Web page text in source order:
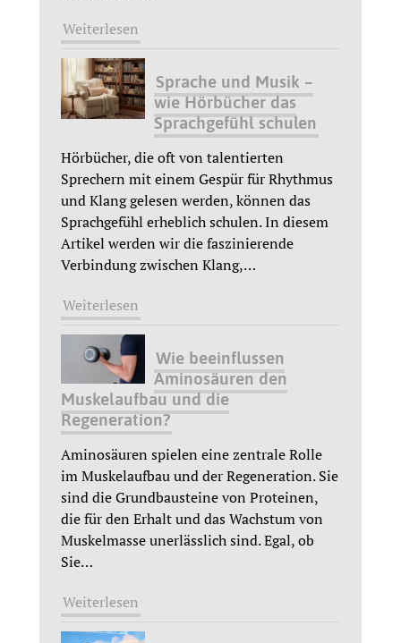
Weiterlesen
Sprache und Musik –
wie Hörbücher das
Sprachgefühl schulen
Hörbücher, die oft von talentierten
Sprechern mit einem Gespür für Rhythmus
und Klang gelesen werden, können das
Sprachgefühl erheblich schulen. In diesem
Artikel werden wir die faszinierende
Verbindung zwischen Klang,…
Weiterlesen
Wie beeinflussen
Aminosäuren den
Muskelaufbau und die
Regeneration?
Aminosäuren spielen eine zentrale Rolle
im Muskelaufbau und der Regeneration. Sie
sind die Grundbausteine von Proteinen,
die für den Erhalt und das Wachstum von
Muskelmasse unerlässlich sind. Egal, ob
Sie…
Weiterlesen